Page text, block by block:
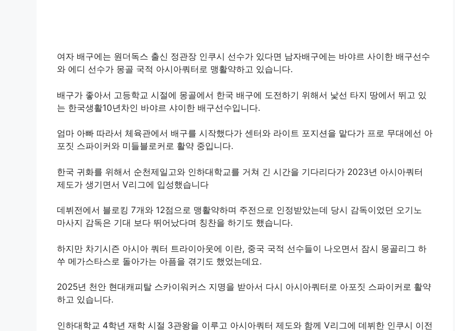
여자 배구에는 원더독스 출신 정관장 인쿠시 선수가 있다면 남자배구에는 바야르 사이한 배구선수
와 에디 선수가 몽골 국적 아시아쿼터로 맹활약하고 있습니다.
배구가 좋아서 고등학교 시절에 몽골에서 한국 배구에 도전하기 위해서 낯선 타지 땅에서 뛰고 있
는 한국생활10년차인 바야르 샤이한 배구선수입니다.
엄마 아빠 따라서 체육관에서 배구를 시작했다가 센터와 라이트 포지션을 맡다가 프로 무대에선 아
포짓 스파이커와 미들블로커로 활약 중입니다.
한국 귀화를 위해서 순천제일고와 인하대학교를 거쳐 긴 시간을 기다리다가 2023년 아시아쿼터
제도가 생기면서 V리그에 입성했습니다
데뷔전에서 블로킹 7개와 12점으로 맹활약하며 주전으로 인정받았는데 당시 감독이었던 오기노
마사지 감독은 기대 보다 뛰어났다며 칭찬을 하기도 했습니다.
하지만 차기시즌 아시아 쿼터 트라이아웃에 이란, 중국 국적 선수들이 나오면서 잠시 몽골리그 하
쑤 메가스타스로 돌아가는 아픔을 겪기도 했었는데요.
2025년 천안 현대캐피탈 스카이워커스 지명을 받아서 다시 아시아쿼터로 아포짓 스파이커로 활약
하고 있습니다.
인하대학교 4학년 재학 시절 3관왕을 이루고 아시아쿼터 제도와 함께 V리그에 데뷔한 인쿠시 이전